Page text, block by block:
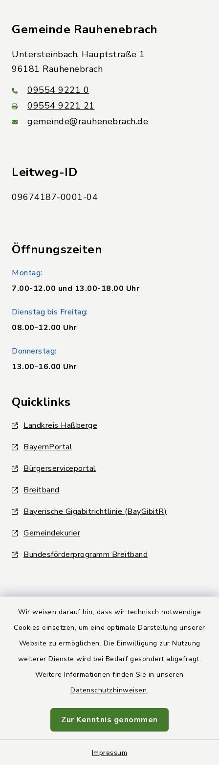
Wir weisen darauf hin, dass wir technisch notwendige
Cookies einsetzen, um eine optimale Darstellung unserer
Website zu ermöglichen. Die Einwilligung zur Nutzung
weiterer Dienste wird bei Bedarf gesondert abgefragt.
Weitere Informationen finden Sie in unseren
Datenschutzhinweisen.
Zur Kenntnis genommen
Impressum
Gemeinde Rauhenebrach
Untersteinbach, Hauptstraße 1
96181 Rauhenebrach
09554 9221 0
09554 9221 21
gemeinde@rauhenebrach.de
Leitweg-ID
09674187-0001-04
Öffnungszeiten
Montag:
7.00-12.00 und 13.00-18.00 Uhr
Dienstag bis Freitag:
08.00-12.00 Uhr
Donnerstag:
13.00-16.00 Uhr
Quicklinks
Landkreis Haßberge
BayernPortal
Bürgerserviceportal
Breitband
Bayerische Gigabitrichtlinie (BayGibitR)
Gemeindekurier
Bundesförderprogramm Breitband
Kontakt
Datenschutz
Impressum
Sitemap